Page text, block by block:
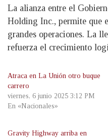
La alianza entre el
Holding Inc., permite que
grandes operaciones. La
refuerza el crecimiento
Atraca en La Unión otro buque
carrero
viernes, 6 junio 2025 3:12 PM
En «Nacionales»
Gravity Highway arriba en